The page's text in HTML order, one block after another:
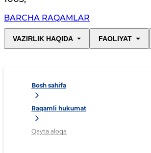
BARCHA RAQAMLAR
VAZIRLIK HAQIDA FAOLIYAT
Bosh sahifa
Raqamli hukumat
Qayta aloqa